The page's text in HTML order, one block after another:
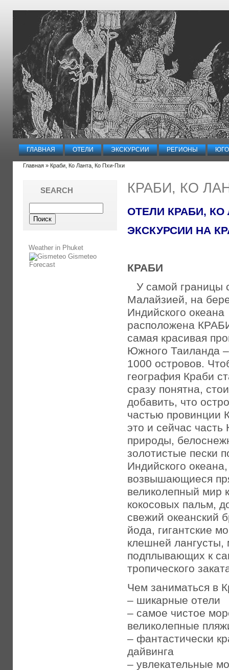
ГЛАВНАЯ ОТЕЛИ ЭКСКУРСИИ РЕГИОНЫ
Главная » Краби, Ко Ланта, Ко Пхи-Пхи
КРАБИ, КО
ОТЕЛИ КРАБИ,
ЭКСКУРСИИ НА
КРАБИ
У самой границы
Малайзией, на
Индийского океана
расположена
самая красивая
Южного Таиланда
1000 островов.
география Краби
сразу понятна,
добавить, что
частью провинции
это и сейчас часть
природы,
золотистые пески
Индийского
возвышающиеся
великолепный мир
кокосовых пальм,
свежий океанский
йода, гигантские
клешней
подплывающих к
тропического
Чем заниматься в
– шикарные отели
– самое чистое
великолепные
– фантастически
дайвинга
– увлекательные
SEARCH
Weather in Phuket
Gismeteo
Forecast